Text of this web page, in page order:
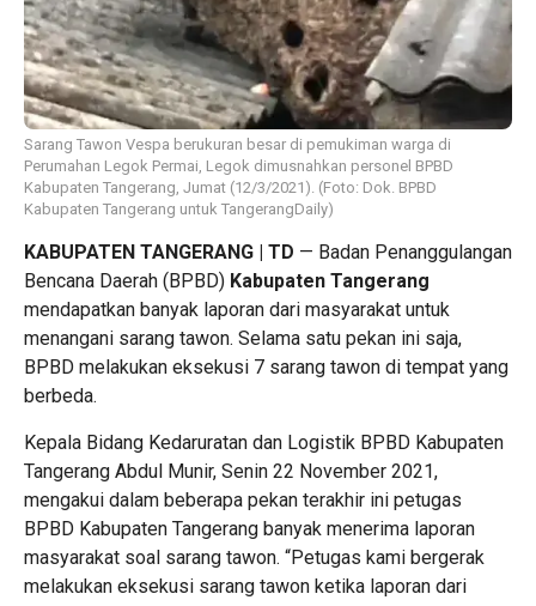
Sarang Tawon Vespa berukuran besar di pemukiman warga di
Perumahan Legok Permai, Legok dimusnahkan personel BPBD
Kabupaten Tangerang, Jumat (12/3/2021). (Foto: Dok. BPBD
Kabupaten Tangerang untuk TangerangDaily)
KABUPATEN TANGERANG | TD — Badan Penanggulangan
Bencana Daerah (BPBD) Kabupaten Tangerang
mendapatkan banyak laporan dari masyarakat untuk
menangani sarang tawon. Selama satu pekan ini saja,
BPBD melakukan eksekusi 7 sarang tawon di tempat yang
berbeda.
Kepala Bidang Kedaruratan dan Logistik BPBD Kabupaten
Tangerang Abdul Munir, Senin 22 November 2021,
mengakui dalam beberapa pekan terakhir ini petugas
BPBD Kabupaten Tangerang banyak menerima laporan
masyarakat soal sarang tawon. “Petugas kami bergerak
melakukan eksekusi sarang tawon ketika laporan dari